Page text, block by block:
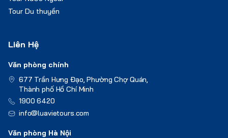
Tour Du thuyền
Liên Hệ
Văn phòng chính
677 Trần Hưng Đạo, Phường Chợ Quán,
Thành phố Hồ Chí Minh
1900 6420
info@luavietours.com
Văn phòng Hà Nội